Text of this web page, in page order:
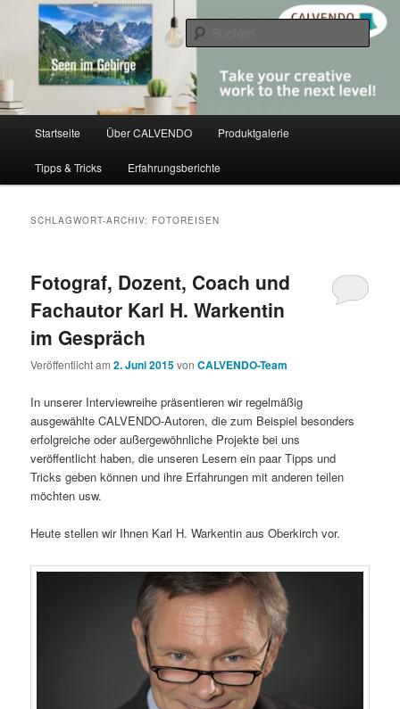
primären
springen
sekundären
springenCALVENDO
share creativity
Startseite Über CALVENDO Produktgalerie
Tipps & Tricks Erfahrungsberichte
SCHLAGWORT-ARCHIV: FOTOREISEN
Fotograf, Dozent, Coach und
Fachautor Karl H. Warkentin
im Gespräch
Veröffentlicht am2. Juni 2015vonCALVENDO-Team
In unserer Interviewreihe präsentieren wir regelmäßig
ausgewählte CALVENDO-Autoren, die zum Beispiel besonders
erfolgreiche oder außergewöhnliche Projekte bei uns
veröffentlicht haben, die unseren Lesern ein paar Tipps und
Tricks geben können und ihre Erfahrungen mit anderen teilen
möchten usw.
Heute stellen wir Ihnen Karl H. Warkentin aus Oberkirch vor.